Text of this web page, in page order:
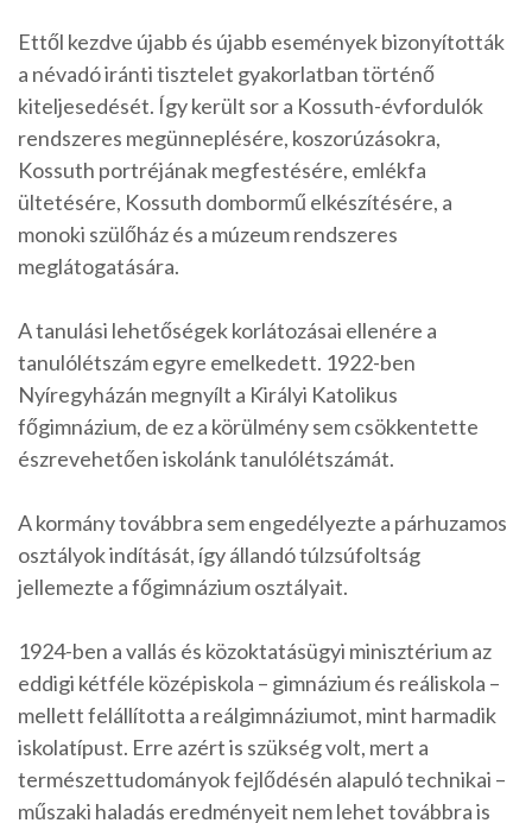
Ettől kezdve újabb és újabb események bizonyították
a névadó iránti tisztelet gyakorlatban történő
kiteljesedését. Így került sor a Kossuth-évfordulók
rendszeres megünneplésére, koszorúzásokra,
Kossuth portréjának megfestésére, emlékfa
ültetésére, Kossuth dombormű elkészítésére, a
monoki szülőház és a múzeum rendszeres
meglátogatására.
A tanulási lehetőségek korlátozásai ellenére a
tanulólétszám egyre emelkedett. 1922-ben
Nyíregyházán megnyílt a Királyi Katolikus
főgimnázium, de ez a körülmény sem csökkentette
észrevehetően iskolánk tanulólétszámát.
A kormány továbbra sem engedélyezte a párhuzamos
osztályok indítását, így állandó túlzsúfoltság
jellemezte a főgimnázium osztályait.
1924-ben a vallás és közoktatásügyi minisztérium az
eddigi kétféle középiskola – gimnázium és reáliskola –
mellett felállította a reálgimnáziumot, mint harmadik
iskolatípust. Erre azért is szükség volt, mert a
természettudományok fejlődésén alapuló technikai –
műszaki haladás eredményeit nem lehet továbbra is